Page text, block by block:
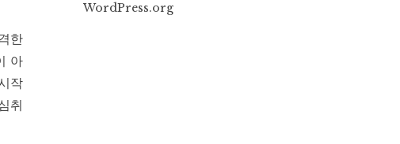
한
아
작
취
WordPress.org